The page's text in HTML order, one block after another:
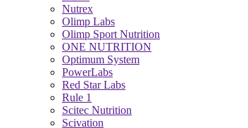
Nutrex
Olimp Labs
Olimp Sport Nutrition
ONE NUTRITION
Optimum System
PowerLabs
Red Star Labs
Rule 1
Scitec Nutrition
Scivation